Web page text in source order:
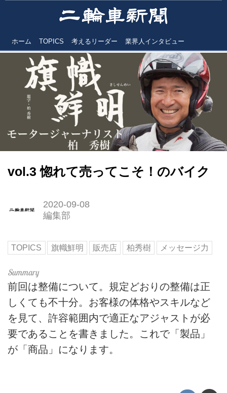
ホーム TOPICS 考えるリーダー 業界人インタビュー
vol.3 惚れて売ってこそ！のバイク
2020-09-08
編集部
TOPICS 旗幟鮮明 販売店 柏秀樹 メッセージ力
前回は整備について。規定どおりの整備は正
しくても不十分。お客様の体格やスキルなど
を見て、許容範囲内で適正なアジャストが必
要であることを書きました。これで「製品」
が「商品」になります。